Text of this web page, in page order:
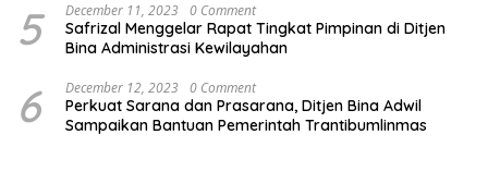
5 December 11, 2023 0 Comment
Safrizal Menggelar Rapat Tingkat Pimpinan di Ditjen
Bina Administrasi Kewilayahan
6 December 12, 2023 0 Comment
Perkuat Sarana dan Prasarana, Ditjen Bina Adwil
Sampaikan Bantuan Pemerintah Trantibumlinmas